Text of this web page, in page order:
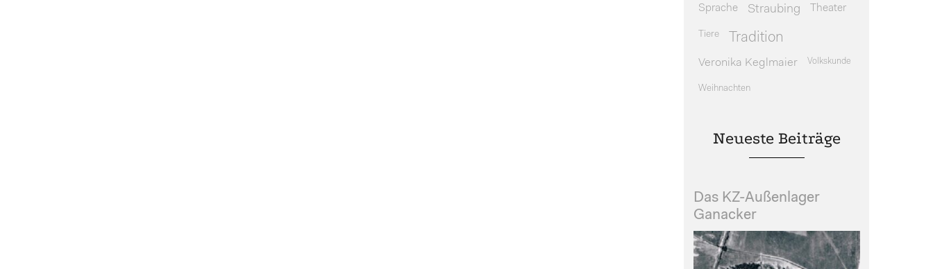
Sprache Straubing Theater
Tiere Tradition
Veronika Keglmaier Volkskunde
Weihnachten
Neueste Beiträge
Das KZ-Außenlager
Ganacker